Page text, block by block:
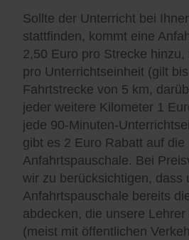
Sollte der Unterricht bei
stattfinden, kommt eine
2,50 Euro pro Strecke
pro Unterrichtseinheit (gilt
Fahrtstrecke von 5 km,
jeder weitere Kilometer 1
jede 90-Minuten-
gibt es 2 Euro Rabatt auf die
Anfahrtspauschale. Bei
wir zu berücksichtigen, dass
Anfahrtspauschale bereits
abdecken, die unsere
(meist mit öffentlichen